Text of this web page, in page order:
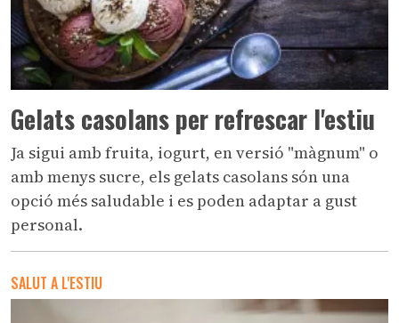
Gelats casolans per refrescar l'estiu
Ja sigui amb fruita, iogurt, en versió "màgnum" o
amb menys sucre, els gelats casolans són una
opció més saludable i es poden adaptar a gust
personal.
SALUT A L'ESTIU